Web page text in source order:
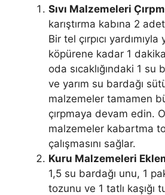
Sıvı Malzemeleri
karıştırma kabına 2
Bir tel çırpıcı
köpürene kadar 1
oda sıcaklığındaki 1 su
ve yarım su bardağı
malzemeler tamamen
çırpmaya devam edin.
malzemeler kabartma
çalışmasını sağlar.
Kuru Malzemeleri
1,5 su bardağı unu, 1
tozunu ve 1 tatlı kaşığı